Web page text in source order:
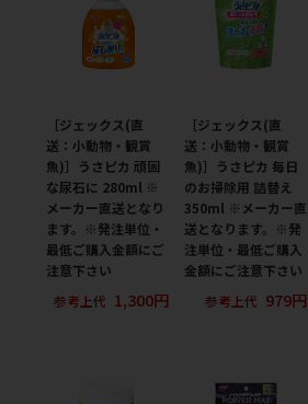
［ジェックス(直
送：小動物・観賞
魚)］うさピカ 頑固
な尿石に 280ml ※
メーカー直送となり
ます。※発注単位・
最低ご購入金額にご
注意下さい
参考上代 1,300円
［ジェックス(直
送：小動物・観賞
魚)］うさピカ 毎日
のお掃除用 詰替え
350ml ※メーカー直
送となります。※発
注単位・最低ご購入
金額にご注意下さい
参考上代 979円